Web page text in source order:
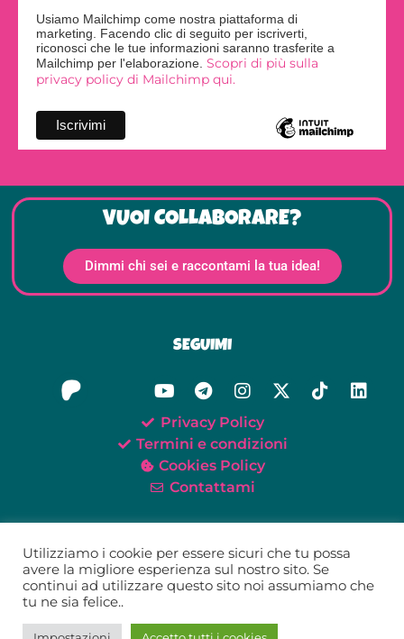
Usiamo Mailchimp come nostra piattaforma di
marketing. Facendo clic di seguito per iscriverti,
riconosci che le tue informazioni saranno trasferite a
Mailchimp per l'elaborazione. Scopri di più sulla
privacy policy di Mailchimp qui.
VUOI COLLABORARE?
Dimmi chi sei e raccontami la tua idea!
SEGUIMI
Privacy Policy
Termini e condizioni
Cookies Policy
Contattami
Tei Giunta – P.IVA 02579520418
Utilizziamo i cookie per essere sicuri che tu possa
avere la migliore esperienza sul nostro sito. Se
continui ad utilizzare questo sito noi assumiamo che
tu ne sia felice..